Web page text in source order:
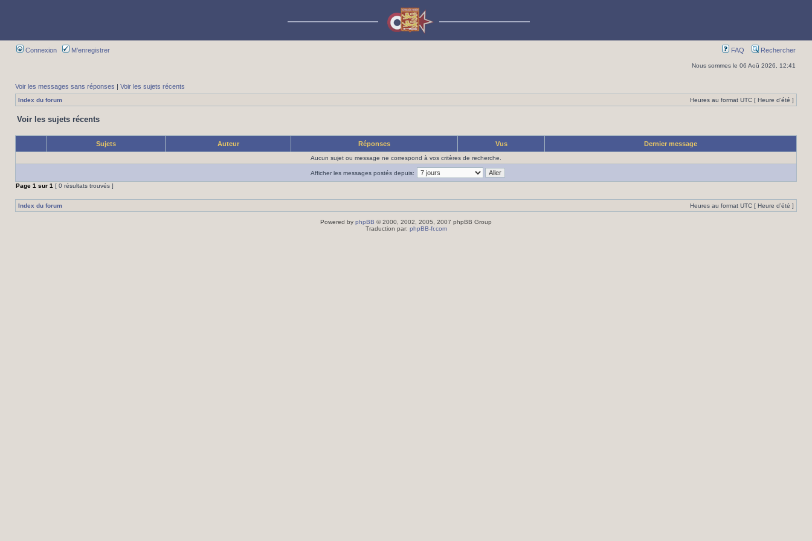
Connexion M’enregistrer FAQ Rechercher
Nous sommes le 06 Aoû 2026, 12:41
Voir les messages sans réponses | Voir les sujets récents
Index du forum Heures au format UTC [ Heure d’été ]
Voir les sujets récents
Sujets Auteur Réponses Vus Dernier message
Aucun sujet ou message ne correspond à vos critères de recherche.
Afficher les messages postés depuis:
Page 1 sur 1 [ 0 résultats trouvés ]
Index du forum Heures au format UTC [ Heure d’été ]
Powered by phpBB © 2000, 2002, 2005, 2007 phpBB Group
Traduction par: phpBB-fr.com